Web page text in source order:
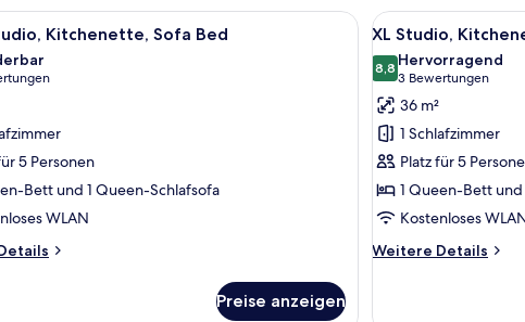
Ein modernes Hotelzimmer mit einem Bett, einem
Kitchenette, Sofa Bed
5 Personen
Bett und 1 Queen-Schlafsofa
WLAN
Preise anzeigen
Alle
Fotos
für
XL
Studio,
Kitchenette,
Sofa
Bed
anzeigen
11
XL Studio,
8,88,8 von 10
Hervorragend
3 Bewertungen
(3
Bewertungen)
36 m²
1 Schlafzimmer
Platz für 5
1 Queen-Bett
Kostenloses
Weitere Details
Weitere